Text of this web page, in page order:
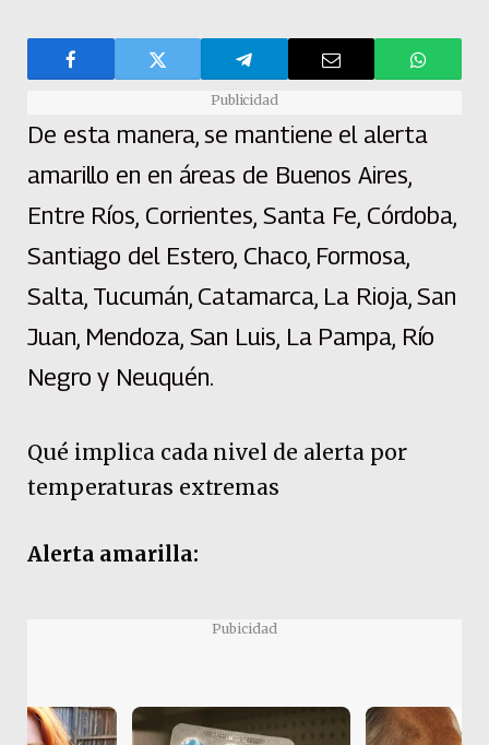
Publicidad
De esta manera, se mantiene el alerta
amarillo en en áreas de Buenos Aires,
Entre Ríos, Corrientes, Santa Fe, Córdoba,
Santiago del Estero, Chaco, Formosa,
Salta, Tucumán, Catamarca, La Rioja, San
Juan, Mendoza, San Luis, La Pampa, Río
Negro y Neuquén.
Qué implica cada nivel de alerta por
temperaturas extremas
Alerta amarilla:
Pubicidad